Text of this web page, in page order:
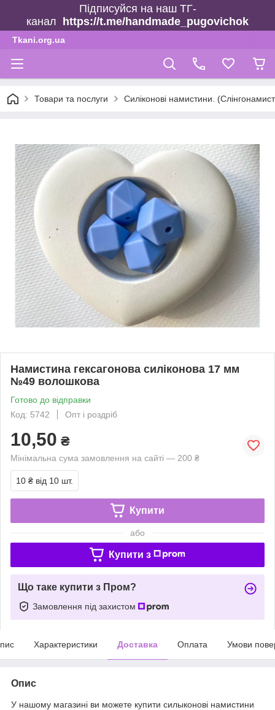
Підписуйся на наш ТГ-
канал
https://t.me/handmade_pugovichok
Tkani.org.ua
Товари та послуги Силіконові намистини.
Намистина гексагонова силіконова 17 мм
№49 волошкова
Готово до відправки
Код: 5742
Опт і роздріб
10,50 ₴
Мінімальна сума замовлення на сайті — 200 ₴
10 ₴ від 10 шт.
Купити
або
Купити з
Що таке купити з Пром?
Замовлення під захистом
Характеристики Доставка Оплата Умови
Опис
У нашому магазині ви можете купити силыконові намистини